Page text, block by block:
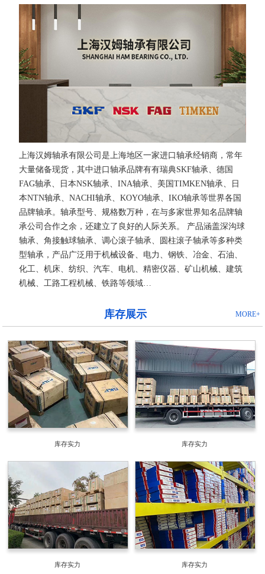
上海汉姆轴承有限公司是上海地区一家进口轴承经销商，常年
大量储备现货，其中进口轴承品牌有有瑞典SKF轴承、德国
FAG轴承、日本NSK轴承、INA轴承、美国TIMKEN轴承、日
本NTN轴承、NACHI轴承、KOYO轴承、IKO轴承等世界各国
品牌轴承。轴承型号、规格数万种，在与多家世界知名品牌轴
承公司合作之余，还建立了良好的人际关系。 产品涵盖深沟球
轴承、角接触球轴承、调心滚子轴承、圆柱滚子轴承等多种类
型轴承，产品广泛用于机械设备、电力、钢铁、冶金、石油、
化工、机床、纺织、汽车、电机、精密仪器、矿山机械、建筑
机械、工路工程机械、铁路等领域…
MORE+
库存展示
库存实力 库存实力
库存实力 库存实力